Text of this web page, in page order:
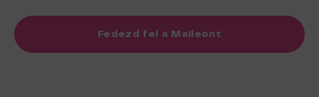
Fedezd fel a Maileont